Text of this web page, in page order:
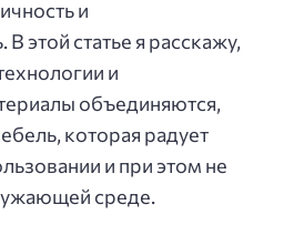
и
этой статье я расскажу,
и
объединяются,
которая радует
и при этом не
среде.